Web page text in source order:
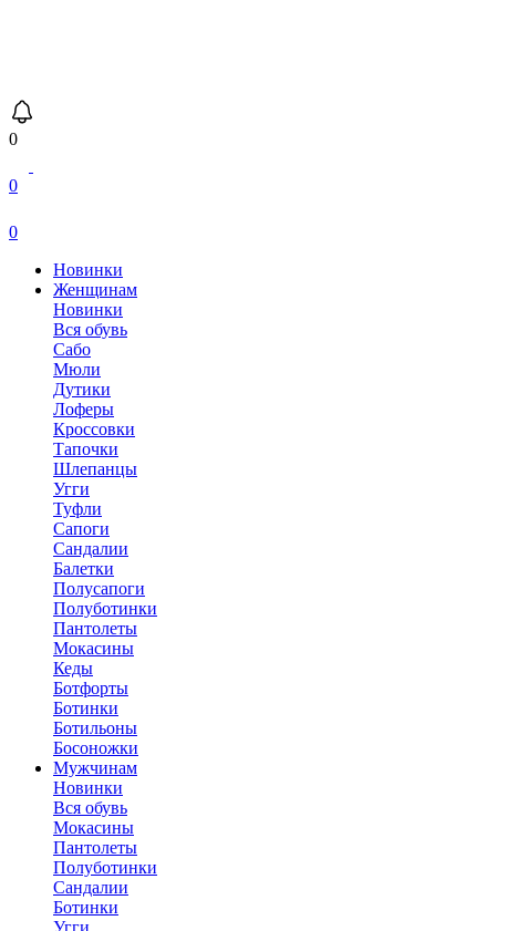
0
0
0
Новинки
Женщинам
Новинки
Вся обувь
Сабо
Мюли
Дутики
Лоферы
Кроссовки
Тапочки
Шлепанцы
Угги
Туфли
Сапоги
Сандалии
Балетки
Полусапоги
Полуботинки
Пантолеты
Мокасины
Кеды
Ботфорты
Ботинки
Ботильоны
Босоножки
Мужчинам
Новинки
Вся обувь
Мокасины
Пантолеты
Полуботинки
Сандалии
Ботинки
Угги